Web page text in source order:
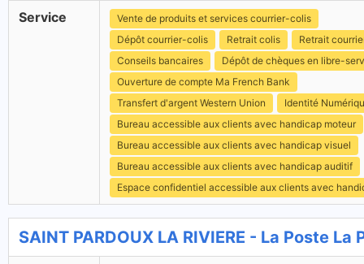
Service
Vente de produits et services courrier-colis
Dépôt courrier-colis
Retrait colis
Retrait
Conseils bancaires
Dépôt de chèques en libre-
Ouverture de compte Ma French Bank
Transfert d'argent Western Union
Identité
Bureau accessible aux clients avec handicap moteur
Bureau accessible aux clients avec handicap visuel
Bureau accessible aux clients avec handicap auditif
Espace confidentiel accessible aux clients avec
SAINT PARDOUX LA RIVIERE - La Poste La